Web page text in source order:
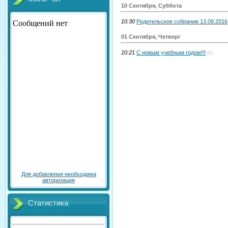
Для добавления необходима
авторизация
Статистика
10 Сентября, Суббота
10:30 Родительское собрание 13.09.2016
01 Сентября, Четверг
10:21 С новым учебным годом!!! (0)